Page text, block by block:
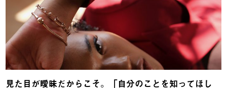
見た目が曖昧だからこそ。「自分のことを知ってほし